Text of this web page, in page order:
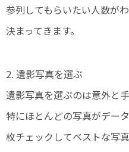
参列してもらいたい人数が
決まってきます。
2. 遺影写真を選ぶ
遺影写真を選ぶのは意外と
特にほとんどの写真がデー
枚チェックしてベストな写